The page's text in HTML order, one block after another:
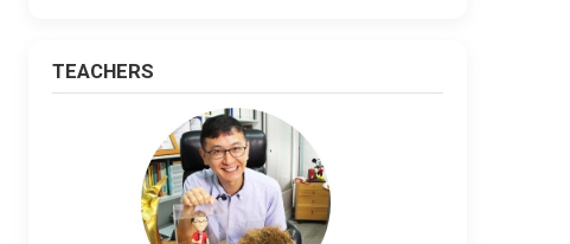
TEACHERS